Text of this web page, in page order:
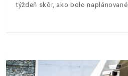
týždeň skôr, ako bolo naplánované.